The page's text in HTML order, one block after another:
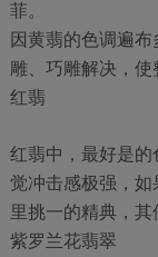
菲。
因黄翡的色调遍
雕、巧雕解决，使
红翡
红翡中，最好是的
觉冲击感极强，
里挑一的精典，其
紫罗兰花翡翠